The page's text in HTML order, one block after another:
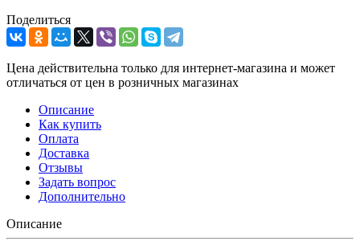
Поделиться
Цена действительна только для интернет-магазина и может
отличаться от цен в розничных магазинах
Описание
Как купить
Оплата
Доставка
Отзывы
Задать вопрос
Дополнительно
Описание